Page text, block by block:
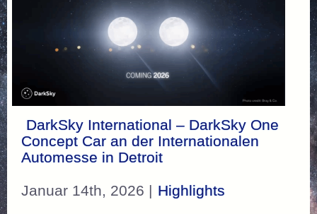
DarkSky International – DarkSky One
Concept Car an der Internationalen
Automesse in Detroit
Januar 14th, 2026 | Highlights